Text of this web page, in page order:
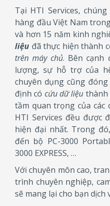
Tại HTI Services,
hàng đầu Việt Nam
và hơn 15 năm kinh
liệu đã thực hiện thành
trên máy chủ. Bên cạnh
lượng, sự hỗ trợ của
chuyên dụng cũng
định có cứu dữ liệu thành
tầm quan trọng của các
HTI Services đều được
hiện đại nhất. Trong
đến bộ PC-3000
3000 EXPRESS, …
Với chuyên môn cao,
trình chuyên nghiệp,
sẽ mang lại cho bạn dịch